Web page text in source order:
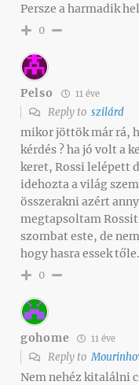
Persze a harmadik
0
Pelso 11 éve
Reply to szilárd
mikor jöttök már rá,
kérdés ? ha jó volt a
keret, Rossi lelépett
idehozta a világ
összerakni azért
megtapsoltam
szombat este, de
hogy hasra essek
0
gohome 11 éve
Reply to
Nem nehéz kitalálni